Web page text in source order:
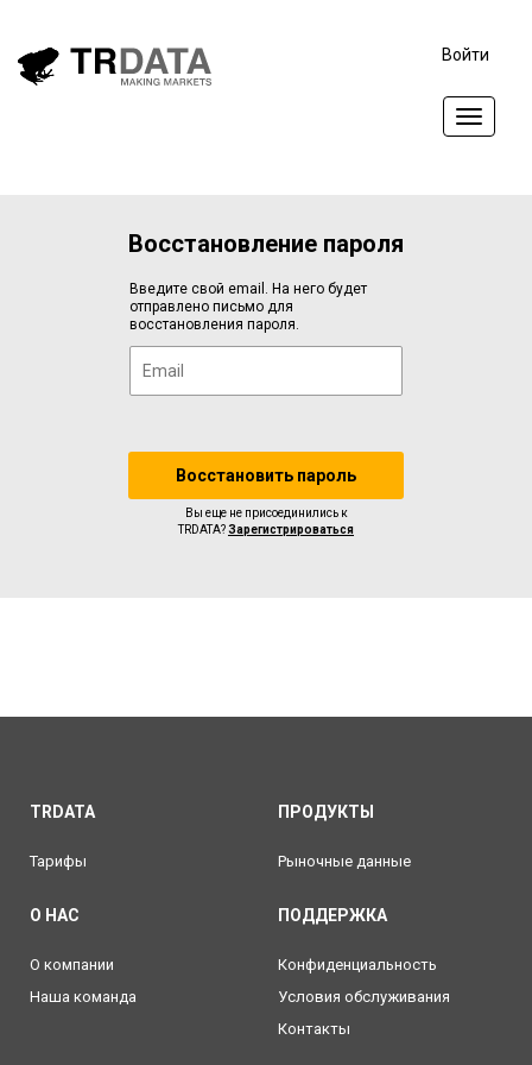
Войти
Toggle
Восстановление пароля
Введите свой email. На него будет
отправлено письмо для
восстановления пароля.
Вы еще не присоединились к
TRDATA?Зарегистрироваться
TRDATA
Тарифы
ПРОДУКТЫ
Рыночные данные
О НАС
О компании
Наша команда
ПОДДЕРЖКА
Конфиденциальность
Условия обслуживания
Контакты